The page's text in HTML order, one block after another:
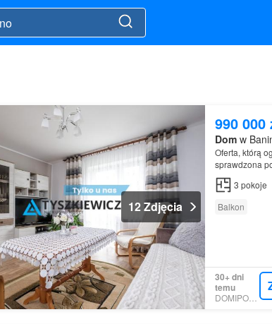
12 Zdjęcia
990 000
Domw
Oferta, którą
sprawdzona
3 pokoje
Balkon
30+ dni
temu
DOMIPORTA